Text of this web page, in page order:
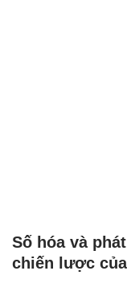
Số hóa và
chiến lược